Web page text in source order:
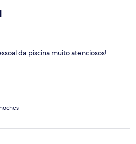
da piscina muito atenciosos!